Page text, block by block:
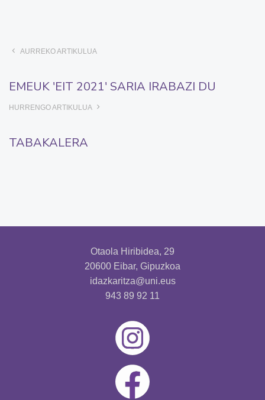
AURREKO ARTIKULUA
EMEUK 'EIT 2021' SARIA IRABAZI DU
HURRENGO ARTIKULUA
TABAKALERA
Otaola Hiribidea, 29
20600 Eibar, Gipuzkoa
idazkaritza@uni.eus
943 89 92 11